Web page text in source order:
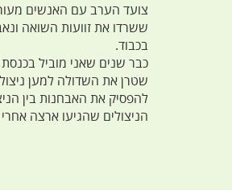
צועד הערב עם האנשים
ששרדו את זוועות השואה
בכבוד.
כבר שנים שאני מוביל
שטרן את השדולה למען
להפסיק את האבחנות בין
הניצולים שהגיעו ארצה אחרי